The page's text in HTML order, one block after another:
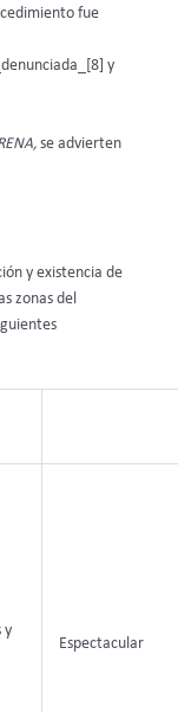
fue
y
se advierten
y existencia de
zonas del
y
Espectacular